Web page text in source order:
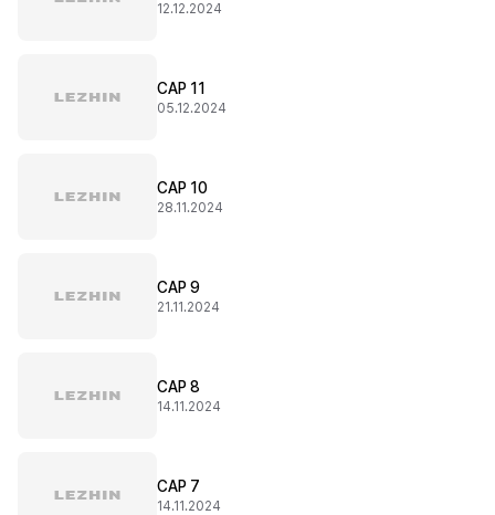
12.12.2024
CAP 11
05.12.2024
CAP 10
28.11.2024
CAP 9
21.11.2024
CAP 8
14.11.2024
CAP 7
14.11.2024